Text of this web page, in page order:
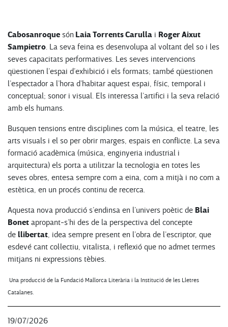
Cabosanroque són Laia Torrents Carulla i Roger Aixut
Sampietro. La seva feina es desenvolupa al voltant del so i les
seves capacitats performatives. Les seves intervencions
qüestionen l’espai d’exhibició i els formats; també qüestionen
l’espectador a l’hora d’habitar aquest espai, físic, temporal i
conceptual; sonor i visual. Els interessa l’artifici i la seva relació
amb els humans.
Busquen tensions entre disciplines com la música, el teatre, les
arts visuals i el so per obrir marges, espais en conflicte. La seva
formació acadèmica (música, enginyeria industrial i
arquitectura) els porta a utilitzar la tecnologia en totes les
seves obres, entesa sempre com a eina, com a mitjà i no com a
estètica, en un procés continu de recerca.
Aquesta nova producció s’endinsa en l’univers poètic de Blai
Bonet apropant-s’hi des de la perspectiva del concepte
de llibertat, idea sempre present en l’obra de l’escriptor, que
esdevé cant col·lectiu, vitalista, i reflexió que no admet termes
mitjans ni expressions tèbies.
Una producció de la Fundació Mallorca Literària i la Institució de les Lletres
Catalanes.
19/07/2026